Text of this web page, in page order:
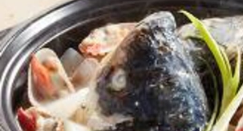
料理食材
料理方式
季節節慶
家樂牌純鮮雞粉
家樂牌雞粉
家樂牌鮮菇粉
背景
甚麼是愛環境食材
愛環境食材名單